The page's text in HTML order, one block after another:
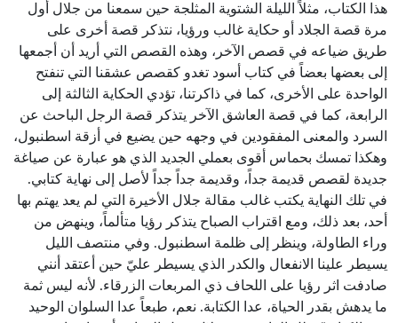
هذا الكتاب، مثلاً الليلة الشتوية المثلجة حين سمعنا من جلال أول
مرة قصة الجلاد أو حكاية غالب ورؤيا، نتذكر قصة أخرى على
طريق ضياعه في قصص الآخر، وهذه القصص التي أريد أن أجمعها
إلى بعضها بعضاً في كتاب أسود تغدو كقصص عشقنا التي تنفتح
الواحدة على الأخرى، كما في ذاكرتنا، تؤدي الحكاية الثالثة إلى
الرابعة، كما في قصة العاشق الآخر يتذكر قصة الرجل الباحث عن
السرد والمعنى المفقودين في وجهه حين يضيع في أزقة اسطنبول،
وهكذا تمسك بحماس أقوى بعملي الجديد الذي هو عبارة عن صياغة
جديدة لقصص قديمة جداً، وقديمة جداً جداً لأصل إلى نهاية كتابي.
في تلك النهاية يكتب غالب مقالة جلال الأخيرة التي لم يعد يهتم بها
أحد، بعد ذلك، ومع اقتراب الصباح يتذكر رؤيا متألماً، وينهض من
وراء الطاولة، وينظر إلى ظلمة اسطنبول. وفي منتصف الليل
يسيطر علينا الانفعال والكدر الذي يسيطر عليّ حين أعتقد أنني
صادفت اثر رؤيا على اللحاف ذي المربعات الزرقاء. لأنه ليس ثمة
ما يدهش بقدر الحياة، عدا الكتابة. نعم، طبعاً عدا السلوان الوحيد